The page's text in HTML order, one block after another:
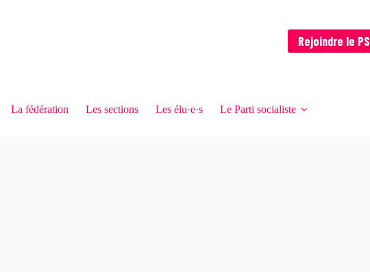
Rejoindre le PS
La fédération Les sections Les élu·e·s Le Parti socialiste